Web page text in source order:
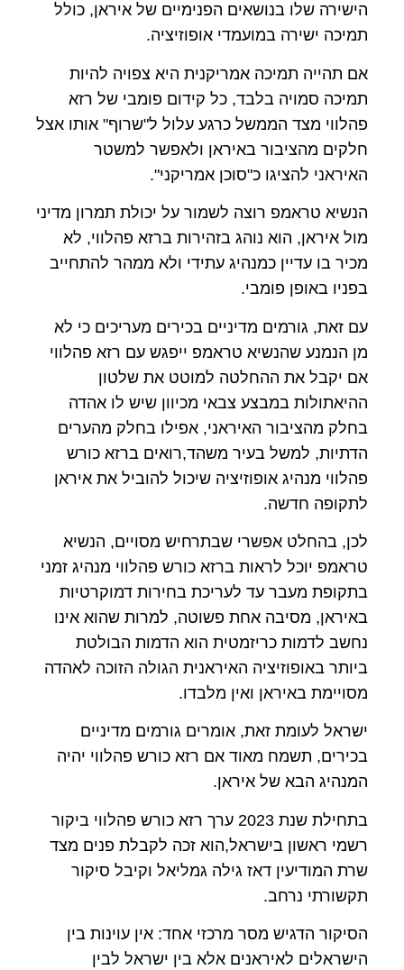
הישירה שלו בנושאים הפנימיים של איראן, כולל
תמיכה ישירה במועמדי אופוזיציה.
אם תהייה תמיכה אמריקנית היא צפויה להיות
תמיכה סמויה בלבד, כל קידום פומבי של רזא
פהלווי מצד הממשל כרגע עלול ל"שרוף" אותו אצל
חלקים מהציבור באיראן ולאפשר למשטר
האיראני להציגו כ"סוכן אמריקני".
הנשיא טראמפ רוצה לשמור על יכולת תמרון מדיני
מול איראן, הוא נוהג בזהירות ברזא פהלווי, לא
מכיר בו עדיין כמנהיג עתידי ולא ממהר להתחייב
בפניו באופן פומבי.
עם זאת, גורמים מדיניים בכירים מעריכים כי לא
מן הנמנע שהנשיא טראמפ ייפגש עם רזא פהלווי
אם יקבל את ההחלטה למוטט את שלטון
ההיאתולות במבצע צבאי מכיוון שיש לו אהדה
בחלק מהציבור האיראני, אפילו בחלק מהערים
הדתיות, למשל בעיר משהד,רואים ברזא כורש
פהלווי מנהיג אופוזיציה שיכול להוביל את איראן
לתקופה חדשה.
לכן, בהחלט אפשרי שבתרחיש מסויים, הנשיא
טראמפ יוכל לראות ברזא כורש פהלווי מנהיג זמני
בתקופת מעבר עד לעריכת בחירות דמוקרטיות
באיראן, מסיבה אחת פשוטה, למרות שהוא אינו
נחשב לדמות כריזמטית הוא הדמות הבולטת
ביותר באופוזיציה האיראנית הגולה הזוכה לאהדה
מסויימת באיראן ואין מלבדו.
ישראל לעומת זאת, אומרים גורמים מדיניים
בכירים, תשמח מאוד אם רזא כורש פהלווי יהיה
המנהיג הבא של איראן.
בתחילת שנת 2023 ערך רזא כורש פהלווי ביקור
רשמי ראשון בישראל,הוא זכה לקבלת פנים מצד
שרת המודיעין דאז גילה גמליאל וקיבל סיקור
תקשורתי נרחב.
הסיקור הדגיש מסר מרכזי אחד: אין עוינות בין
הישראלים לאיראנים אלא בין ישראל לבין